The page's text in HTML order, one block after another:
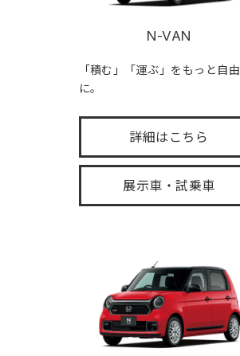
N-VAN
「積む」「運ぶ」をもっと自由
に。
詳細はこちら
展示車・試乗車